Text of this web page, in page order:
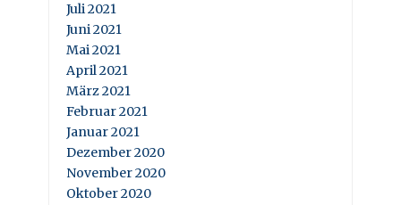
Juli 2021
Juni 2021
Mai 2021
April 2021
März 2021
Februar 2021
Januar 2021
Dezember 2020
November 2020
Oktober 2020